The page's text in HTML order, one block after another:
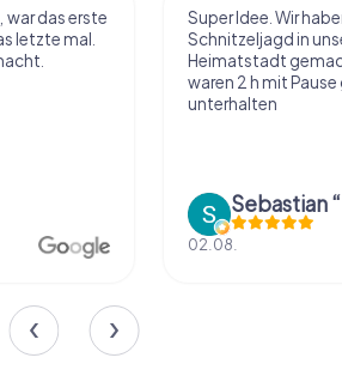
war das erste
letzte mal.
Super Idee. Wir
Schnitzeljagd in
Heimatstadt
waren 2 h mit
unterhalten
02.08.